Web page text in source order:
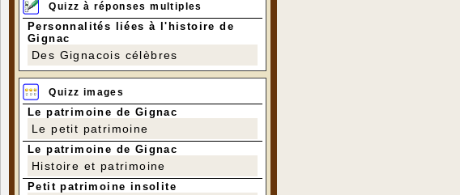
Quizz à réponses multiples
Personnalités liées à l'histoire de
Gignac
Des Gignacois célèbres
Quizz images
Le patrimoine de Gignac
Le petit patrimoine
Le patrimoine de Gignac
Histoire et patrimoine
Petit patrimoine insolite